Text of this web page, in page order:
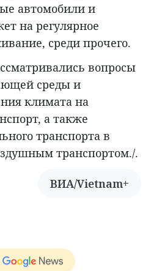
автомобили и
на регулярное
среди прочего.
вопросы
среды и
климата на
а также
транспорта в
транспортом./.
ВИА/Vietnam+